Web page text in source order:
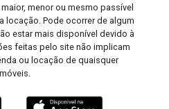
menor ou mesmo passível
locação. Pode ocorrer de algum
estar mais disponível devido à
feitas pelo site não implicam
ou locação de quaisquer